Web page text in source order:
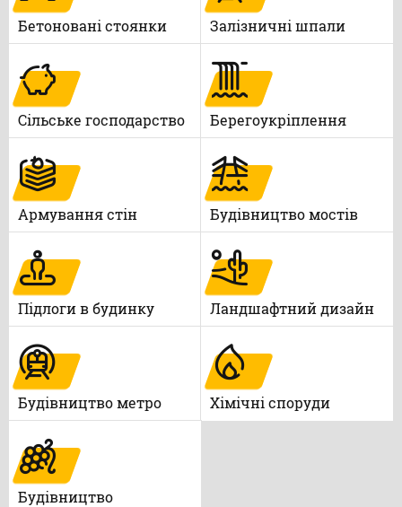
Бетоновані стоянки Залізничні шпали
Сільське господарство Берегоукріплення
Армування стін Будівництво мостів
Підлоги в будинку Ландшафтний дизайн
Будівництво метро Xімічні споруди
Будівництво